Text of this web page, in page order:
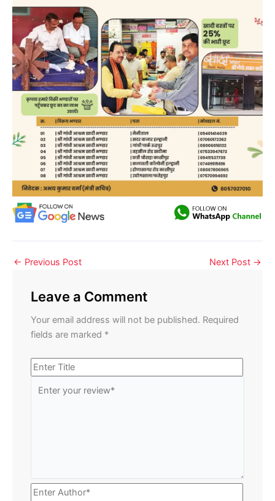
← Previous Post Next Post →
Leave a Comment
Your email address will not be published. Required
fields are marked *